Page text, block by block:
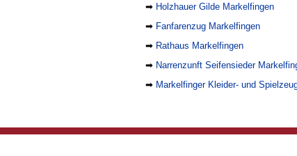
➡ Holzhauer Gilde Markelfingen
➡ Fanfarenzug Markelfingen
➡ Rathaus Markelfingen
➡ Narrenzunft Seifensieder
➡ Markelfinger Kleider- und